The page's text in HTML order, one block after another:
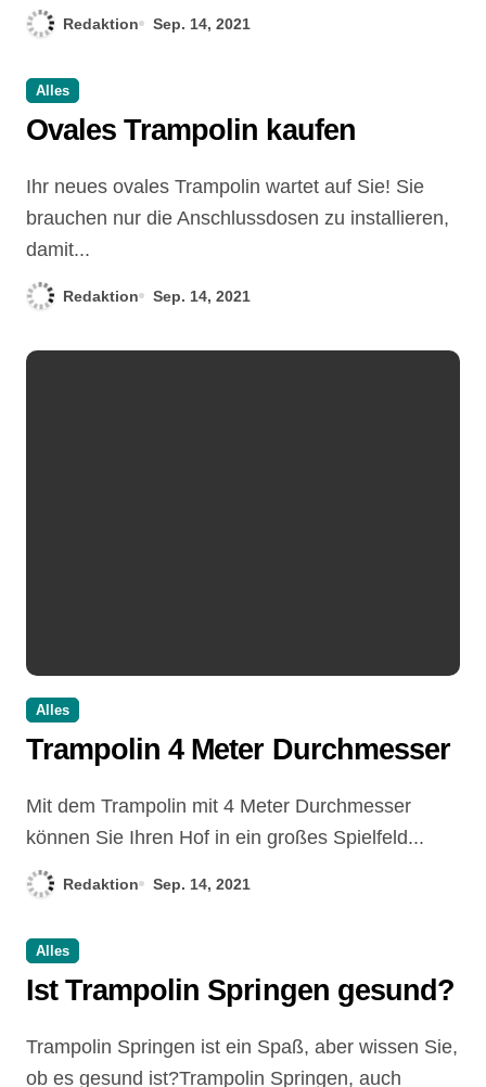
Redaktion Sep. 14, 2021
Alles
Ovales Trampolin kaufen
Ihr neues ovales Trampolin wartet auf Sie! Sie
brauchen nur die Anschlussdosen zu installieren,
damit...
Redaktion Sep. 14, 2021
Alles
Trampolin 4 Meter Durchmesser
Mit dem Trampolin mit 4 Meter Durchmesser
können Sie Ihren Hof in ein großes Spielfeld...
Redaktion Sep. 14, 2021
Alles
Ist Trampolin Springen gesund?
Trampolin Springen ist ein Spaß, aber wissen Sie,
ob es gesund ist?Trampolin Springen, auch